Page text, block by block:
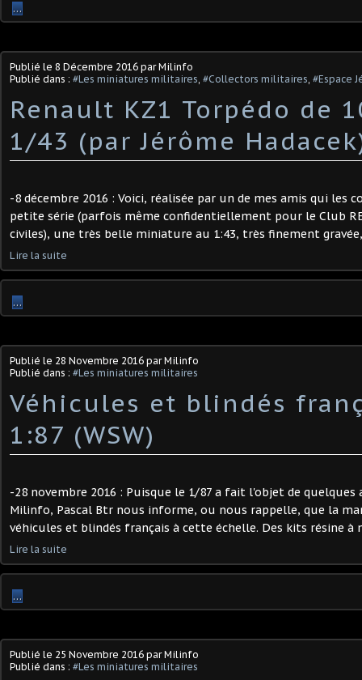
…
Publié le 8 Décembre 2016 par Milinfo
Publié dans : #Les miniatures militaires, #Collectors militaires, #Espace
Renault KZ1 Torpédo de
1/43 (par Jérôme
-8 décembre 2016 : Voici, réalisée par un de mes amis qui les
petite série (parfois même confidentiellement pour le Club
civiles), une très belle miniature au 1:43, très finement
Lire la suite
…
Publié le 28 Novembre 2016 par Milinfo
Publié dans : #Les miniatures militaires
Véhicules et blindés
1:87 (WSW)
-28 novembre 2016 : Puisque le 1/87 a fait l'objet de
Milinfo, Pascal Btr nous informe, ou nous rappelle, que la
véhicules et blindés français à cette échelle. Des kits résine à
Lire la suite
…
Publié le 25 Novembre 2016 par Milinfo
Publié dans : #Les miniatures militaires